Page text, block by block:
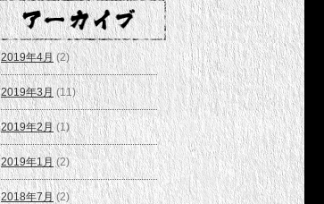
2019年4月(2)
2019年3月 (11)
2019年2月(1)
2019年1月(2)
2018年7月(2)